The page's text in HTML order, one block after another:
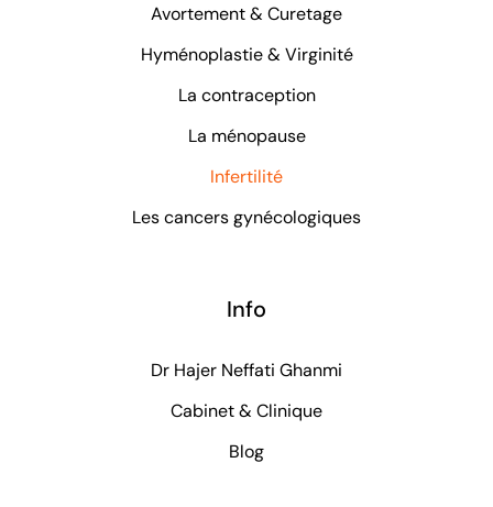
Avortement & Curetage
Hyménoplastie & Virginité
La contraception
La ménopause
Infertilité
Les cancers gynécologiques
Info
Dr Hajer Neffati Ghanmi
Cabinet & Clinique
Blog